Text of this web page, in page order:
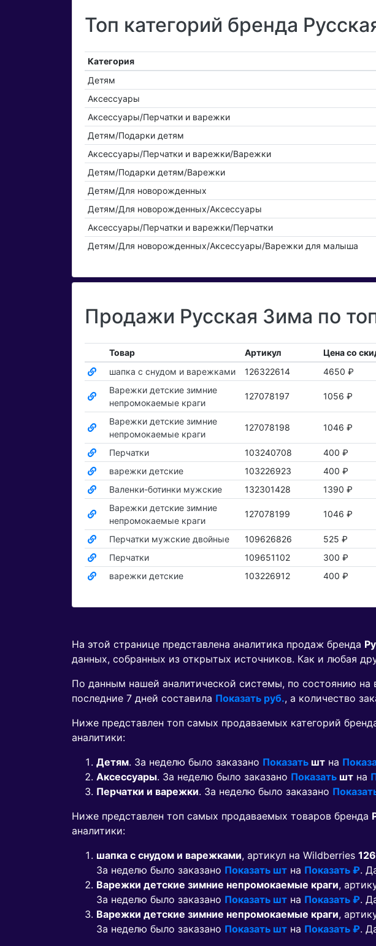
Топ категорий бренда
Категория
Детям
Аксессуары
Аксессуары/Перчатки и варежки
Детям/Подарки детям
Аксессуары/Перчатки и варежки/Варежки
Детям/Подарки детям/Варежки
Детям/Для новорожденных
Детям/Для новорожденных/Аксессуары
Аксессуары/Перчатки и варежки/Перчатки
Детям/Для новорожденных/Аксессуары/Варежки для малыша
Продажи Русская Зима по
Товар Артикул Цена со
шапка с снудом и варежками
126322614 4650 ₽
Варежки детские зимние
непромокаемые краги
127078197 1056 ₽
Варежки детские зимние
непромокаемые краги
127078198 1046 ₽
Перчатки 103240708 400 ₽
варежки детские
103226923 400 ₽
Валенки-ботинки мужские
132301428 1390 ₽
Варежки детские зимние
непромокаемые краги
127078199 1046 ₽
Перчатки мужские двойные 109626826 525 ₽
Перчатки
109651102 300 ₽
варежки детские
103226912 400 ₽
На этой странице представлена аналитика продаж бренда
данных, собранных из открытых источников. Как и любая
По данным нашей аналитической системы, по состоянию на
последние 7 дней составила Показать руб., а количество
Ниже представлен топ самых продаваемых категорий
аналитики:
Детям. За неделю было заказано Показать шт на
Аксессуары. За неделю было заказано Показать шт на
Перчатки и варежки. За неделю было заказано
Ниже представлен топ самых продаваемых товаров бренда
аналитики:
шапка с снудом и варежками, артикул на Wildberries
За неделю было заказано Показать шт на Показать ₽.
Варежки детские зимние непромокаемые краги,
За неделю было заказано Показать шт на Показать ₽.
Варежки детские зимние непромокаемые краги,
За неделю было заказано Показать шт на Показать ₽.